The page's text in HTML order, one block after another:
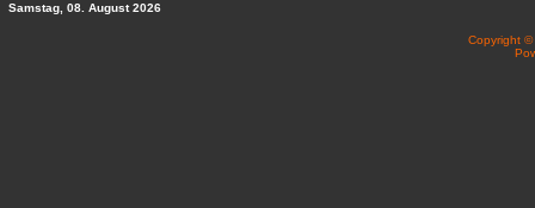
Samstag, 08. August 2026
Copyright